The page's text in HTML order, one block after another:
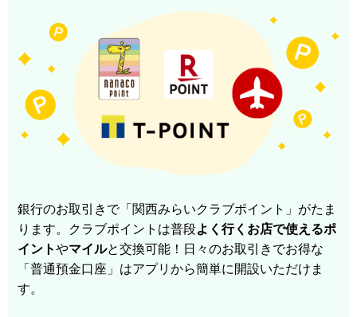
銀行のお取引きで「関西みらいクラブポイント」がたま
ります。
クラブポイントは普段よく行くお店で使えるポ
イントやマイルと交換可能！ 日々のお取引きでお得な
「普通預金口座」はアプリから簡単に開設いただけま
す。